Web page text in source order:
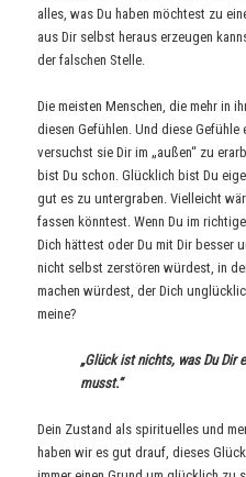
alles, was Du haben möchtest zu
aus Dir selbst heraus erzeugen
der falschen Stelle.
Die meisten Menschen, die mehr in
diesen Gefühlen. Und diese
versuchst sie Dir im „außen“ zu
bist Du schon. Glücklich bist Du
gut es zu untergraben. Vielleicht
fassen könntest. Wenn Du im
Dich hättest oder Du mit Dir besser
nicht selbst zerstören würdest, in
machen würdest, der Dich
meine?
„Glück ist nichts, was Du Dir
musst.“
Dein Zustand als spirituelles und
haben wir es gut drauf, dieses